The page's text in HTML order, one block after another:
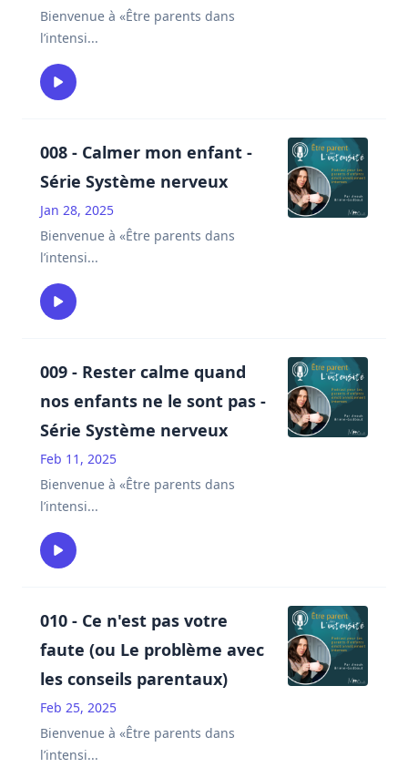
Bienvenue à «Être parents dans
l’intensi...
008 - Calmer mon enfant -
Série Système nerveux
Jan 28, 2025
Bienvenue à «Être parents dans
l’intensi...
009 - Rester calme quand
nos enfants ne le sont pas -
Série Système nerveux
Feb 11, 2025
Bienvenue à «Être parents dans
l’intensi...
010 - Ce n'est pas votre
faute (ou Le problème avec
les conseils parentaux)
Feb 25, 2025
Bienvenue à «Être parents dans
l’intensi...